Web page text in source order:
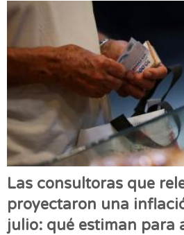
Las consultoras que
proyectaron una
julio: qué estiman para